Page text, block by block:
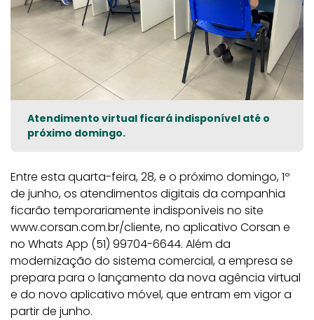
Atendimento virtual ficará indisponível até o
próximo domingo.
Entre esta quarta-feira, 28, e o próximo domingo, 1º
de junho, os atendimentos digitais da companhia
ficarão temporariamente indisponíveis no site
www.corsan.com.br/cliente, no aplicativo Corsan e
no Whats App (51) 99704-6644. Além da
modernização do sistema comercial, a empresa se
prepara para o lançamento da nova agência virtual
e do novo aplicativo móvel, que entram em vigor a
partir de junho.